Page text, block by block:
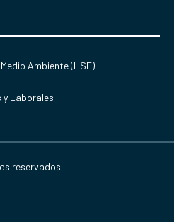
Ambiente (HSE)
y Laborales
reservados